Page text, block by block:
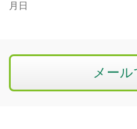
月日
メール